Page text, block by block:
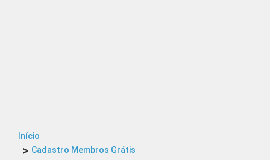
Início
Cadastro Membros Grátis